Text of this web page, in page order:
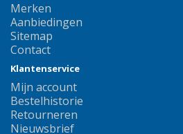
Merken
Aanbiedingen
Sitemap
Contact
Klantenservice
Mijn account
Bestelhistorie
Retourneren
Nieuwsbrief